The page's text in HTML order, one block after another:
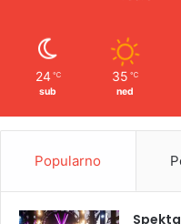
24 ℃
sub
35 ℃
ned
Popularno